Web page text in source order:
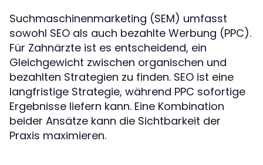
Suchmaschinenmarketing (SEM) umfasst
sowohl SEO als auch bezahlte Werbung (PPC).
Für Zahnärzte ist es entscheidend, ein
Gleichgewicht zwischen organischen und
bezahlten Strategien zu finden. SEO ist eine
langfristige Strategie, während PPC sofortige
Ergebnisse liefern kann. Eine Kombination
beider Ansätze kann die Sichtbarkeit der
Praxis maximieren.